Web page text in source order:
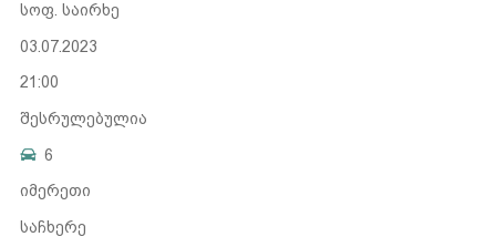
სოფ. საირხე
03.07.2023
21:00
შესრულებულია
6
იმერეთი
საჩხერე